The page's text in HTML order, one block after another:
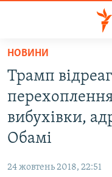
Перейти
основного
матеріалу
Перейти
до
основної
Перейти
ВОДА.КРИМ
ВІДЕО ТА ФОТО
ПОЛІТИКА
НОВИНИ
Трамп
вибухівки,
Обамі
24 жовтень 2018, 22:51